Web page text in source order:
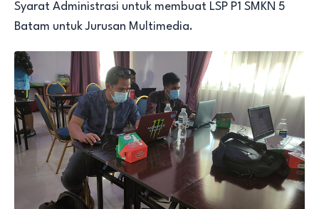
Syarat Administrasi untuk membuat LSP P1 SMKN 5
Batam untuk Jurusan Multimedia.